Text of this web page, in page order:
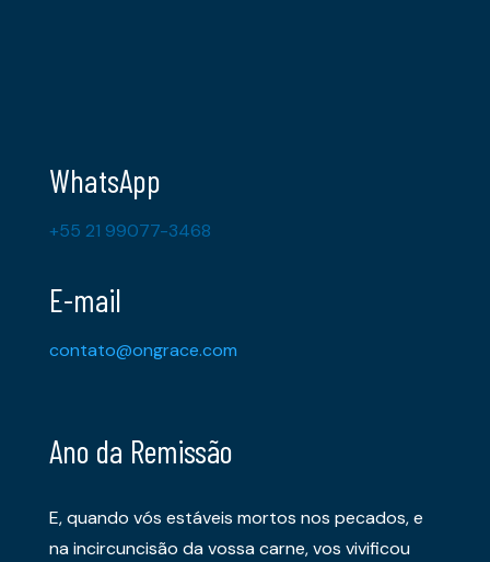
WhatsApp
+55 21 99077-3468
E-mail
contato@ongrace.com
Ano da Remissão
E, quando vós estáveis mortos nos pecados, e
na incircuncisão da vossa carne, vos vivificou